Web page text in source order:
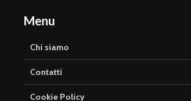
Menu
Chi siamo
Contatti
Cookie Policy